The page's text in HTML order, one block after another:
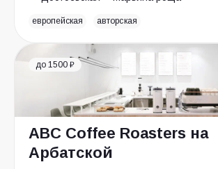
европейская авторская
до 1500 ₽
ABC Coffee Roasters на
Арбатской